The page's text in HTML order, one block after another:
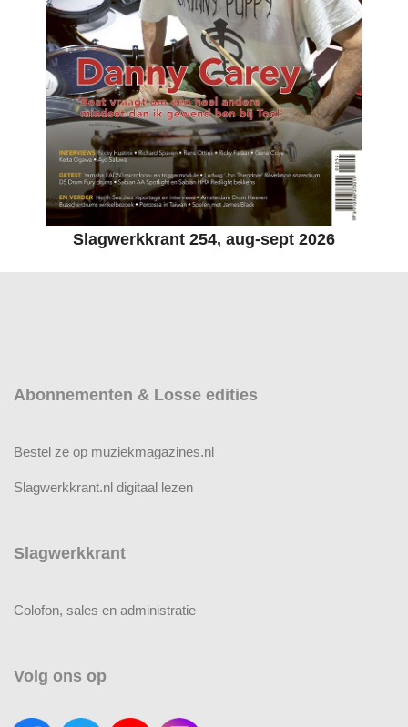
Slagwerkkrant 254, aug-sept 2026
Abonnementen & Losse edities
Bestel ze op muziekmagazines.nl
Slagwerkkrant.nl digitaal lezen
Slagwerkkrant
Colofon, sales en administratie
Volg ons op